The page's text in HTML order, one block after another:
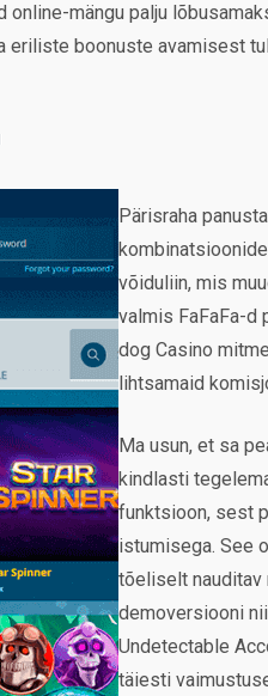
mängu palju
boonuste avamisest
Pärisraha
võiduliin, mis
valmis FaFaFa-d
dog Casino
lihtsamaid
Ma usun, et sa
kindlasti
funktsioon, sest
istumisega. See
tõeliselt nauditav
demoversiooni
Undetectable
täiesti